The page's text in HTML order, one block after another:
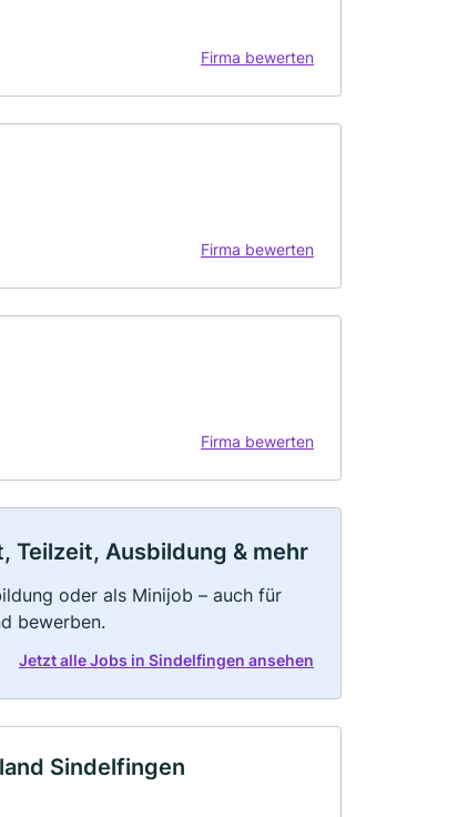
Firma bewerten
Firma bewerten
Firma bewerten
Teilzeit, Ausbildung & mehr
oder als Minijob – auch für
bewerben.
Jetzt alle Jobs in Sindelfingen ansehen
Sindelfingen